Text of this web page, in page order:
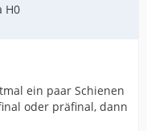
H0
ein paar Schienen
oder präfinal, dann